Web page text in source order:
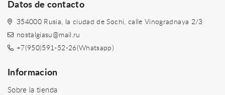
Datos de contacto
354000 Rusia, la ciudad de Sochi, calle Vinogradnaya 2/3
nostalgiasu@mail.ru
+7(950)591-52-26(Whatsapp)
Informacion
Sobre la tienda